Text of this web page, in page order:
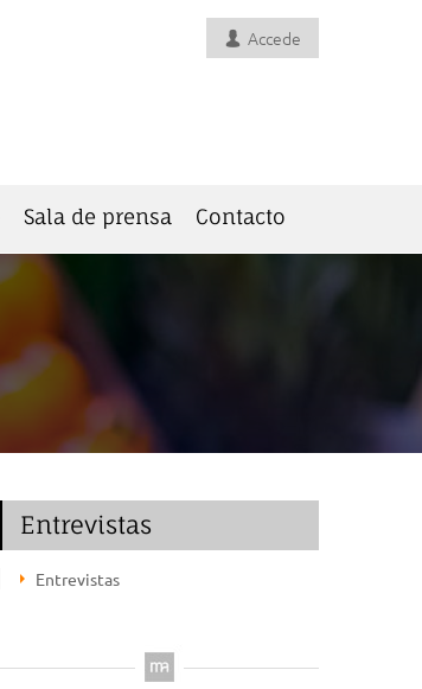
Accede
Sala de prensa Contacto
Entrevistas
Entrevistas